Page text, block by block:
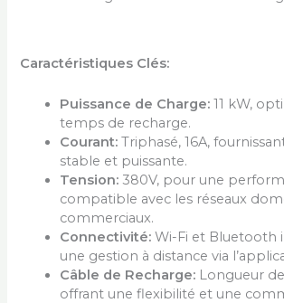
Caractéristiques Clés:
Puissance de Charge: 11 kW,
temps de recharge.
Courant: Triphasé, 16A,
stable et puissante.
Tension: 380V, pour une
compatible avec les réseaux
commerciaux.
Connectivité: Wi-Fi et Bluetooth
une gestion à distance via
Câble de Recharge: Longueur
offrant une flexibilité et une